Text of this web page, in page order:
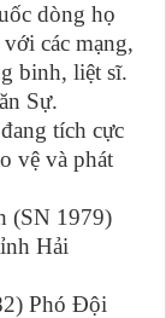
dòng họ
các mạng,
binh, liệt sĩ.
Sự.
tích cực
vệ và phát
(SN 1979)
Hải
Phó Đội